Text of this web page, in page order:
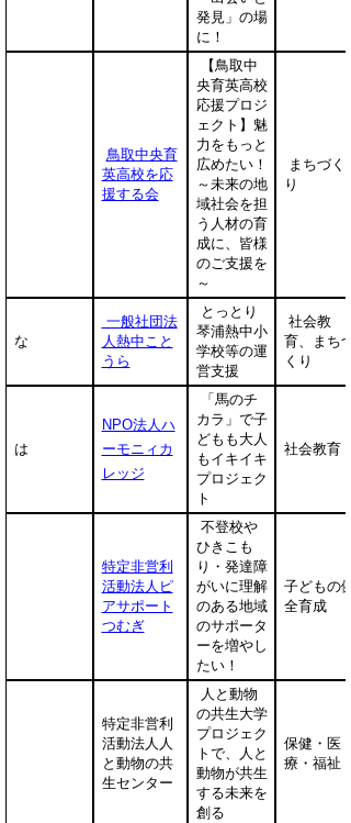
発見」の場
に！
鳥取中央育
英高校を応
援する会
【鳥取中
央育英高校
応援プロジ
ェクト】魅
力をもっと
広めたい！
～未来の地
域社会を担
う人材の育
成に、皆様
のご支援を
～
まちづく
り
な
一般社団法
人熱中こと
うら
とっとり
琴浦熱中小
学校等の運
営支援
社会教
育、まちづ
くり
は
NPO法人ハ
ーモニィカ
レッジ
「馬のチ
カラ」で子
どもも大人
もイキイキ
プロジェク
ト
社会教育
特定非営利
活動法人ピ
アサポート
つむぎ
不登校や
ひきこも
り・発達障
がいに理解
のある地域
のサポータ
ーを増やし
たい！
子どもの健
全育成
特定非営利
活動法人人
と動物の共
生センター
人と動物
の共生大学
プロジェク
トで、人と
動物が共生
する未来を
創る
保健・医
療・福祉